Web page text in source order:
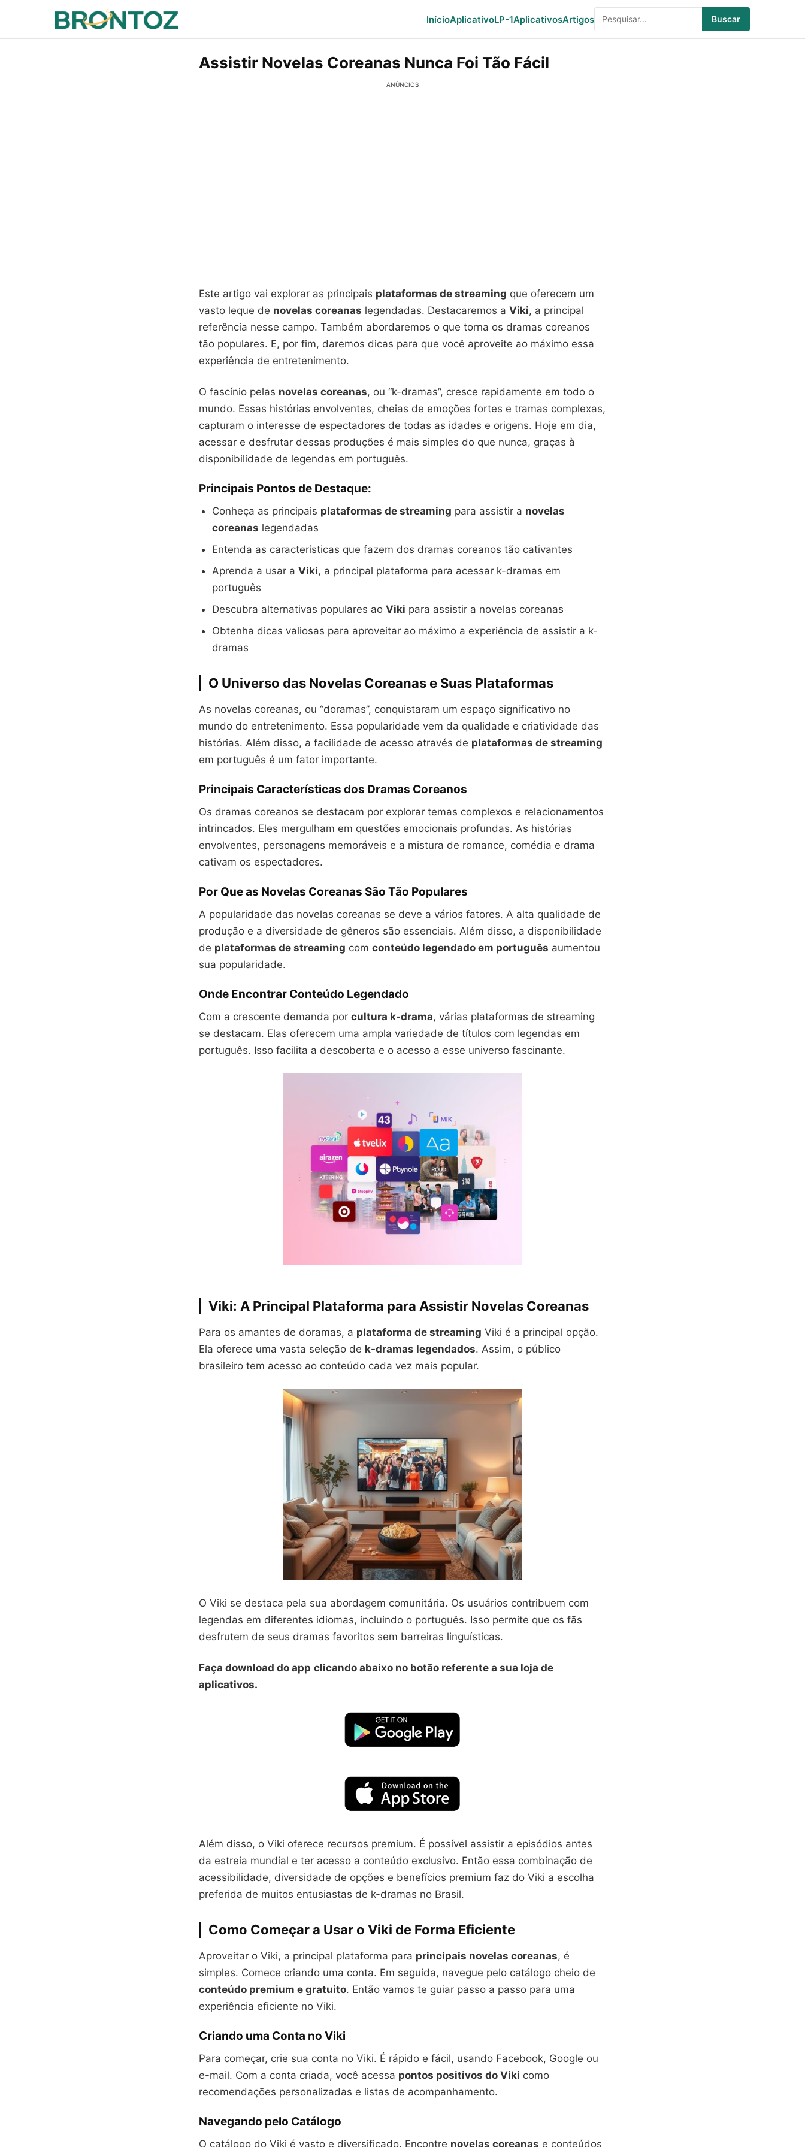
InícioAplicativoLP-1AplicativosArtigos Buscar
Assistir Novelas Coreanas Nunca Foi Tão Fácil
ANÚNCIOS
Este artigo vai explorar as principais plataformas de streaming que oferecem um
vasto leque de novelas coreanas legendadas. Destacaremos a Viki, a principal
referência nesse campo. Também abordaremos o que torna os dramas coreanos
tão populares. E, por fim, daremos dicas para que você aproveite ao máximo essa
experiência de entretenimento.
O fascínio pelas novelas coreanas, ou “k-dramas”, cresce rapidamente em todo o
mundo. Essas histórias envolventes, cheias de emoções fortes e tramas complexas,
capturam o interesse de espectadores de todas as idades e origens. Hoje em dia,
acessar e desfrutar dessas produções é mais simples do que nunca, graças à
disponibilidade de legendas em português.
Principais Pontos de Destaque:
Conheça as principais plataformas de streaming para assistir a novelas
coreanas legendadas
Entenda as características que fazem dos dramas coreanos tão cativantes
Aprenda a usar a Viki, a principal plataforma para acessar k-dramas em
português
Descubra alternativas populares ao Viki para assistir a novelas coreanas
Obtenha dicas valiosas para aproveitar ao máximo a experiência de assistir a k-
dramas
O Universo das Novelas Coreanas e Suas Plataformas
As novelas coreanas, ou “doramas”, conquistaram um espaço significativo no
mundo do entretenimento. Essa popularidade vem da qualidade e criatividade das
histórias. Além disso, a facilidade de acesso através de plataformas de streaming
em português é um fator importante.
Principais Características dos Dramas Coreanos
Os dramas coreanos se destacam por explorar temas complexos e relacionamentos
intrincados. Eles mergulham em questões emocionais profundas. As histórias
envolventes, personagens memoráveis e a mistura de romance, comédia e drama
cativam os espectadores.
Por Que as Novelas Coreanas São Tão Populares
A popularidade das novelas coreanas se deve a vários fatores. A alta qualidade de
produção e a diversidade de gêneros são essenciais. Além disso, a disponibilidade
de plataformas de streaming com conteúdo legendado em português aumentou
sua popularidade.
Onde Encontrar Conteúdo Legendado
Com a crescente demanda por cultura k-drama, várias plataformas de streaming
se destacam. Elas oferecem uma ampla variedade de títulos com legendas em
português. Isso facilita a descoberta e o acesso a esse universo fascinante.
Viki: A Principal Plataforma para Assistir Novelas Coreanas
Para os amantes de doramas, a plataforma de streaming Viki é a principal opção.
Ela oferece uma vasta seleção de k-dramas legendados. Assim, o público
brasileiro tem acesso ao conteúdo cada vez mais popular.
O Viki se destaca pela sua abordagem comunitária. Os usuários contribuem com
legendas em diferentes idiomas, incluindo o português. Isso permite que os fãs
desfrutem de seus dramas favoritos sem barreiras linguísticas.
Faça download do app clicando abaixo no botão referente a sua loja de
aplicativos.
Além disso, o Viki oferece recursos premium. É possível assistir a episódios antes
da estreia mundial e ter acesso a conteúdo exclusivo. Então essa combinação de
acessibilidade, diversidade de opções e benefícios premium faz do Viki a escolha
preferida de muitos entusiastas de k-dramas no Brasil.
Como Começar a Usar o Viki de Forma Eficiente
Aproveitar o Viki, a principal plataforma para principais novelas coreanas, é
simples. Comece criando uma conta. Em seguida, navegue pelo catálogo cheio de
conteúdo premium e gratuito. Então vamos te guiar passo a passo para uma
experiência eficiente no Viki.
Criando uma Conta no Viki
Para começar, crie sua conta no Viki. É rápido e fácil, usando Facebook, Google ou
e-mail. Com a conta criada, você acessa pontos positivos do Viki como
recomendações personalizadas e listas de acompanhamento.
Navegando pelo Catálogo
O catálogo do Viki é vasto e diversificado. Encontre novelas coreanas e conteúdos